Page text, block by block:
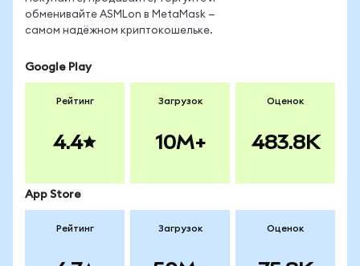
обменивайте ASMLon в MetaMask —
самом надёжном криптокошельке.
Google Play
Рейтинг
4.4
Загрузок
10M+
Оценок
483.8K
App Store
Рейтинг Загрузок Оценок